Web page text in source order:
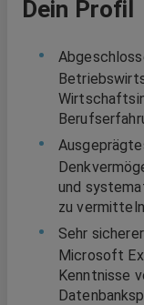
Dein Profil
und
zu vermitteln
Sehr
Microsoft
Kenntnisse